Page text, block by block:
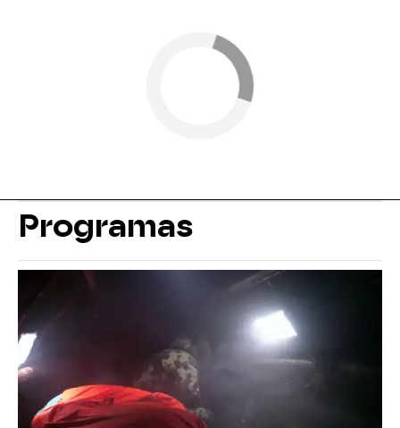
Programas